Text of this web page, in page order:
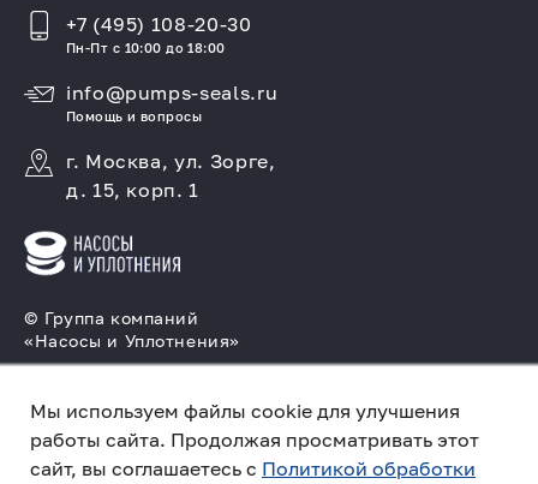
Мы используем файлы cookie для улучшения
работы сайта. Продолжая просматривать этот
сайт, вы соглашаетесь с Политикой обработки
© Группа компаний
«Насосы и Уплотнения»
торцовых уплотнений
Политика конфиденциальности
+7 (495) 108-20-30
Пн-Пт с 10:00 до 18:00
info@pumps-seals.ru
Помощь и вопросы
г. Москва, ул. Зорге,
д. 15, корп. 1